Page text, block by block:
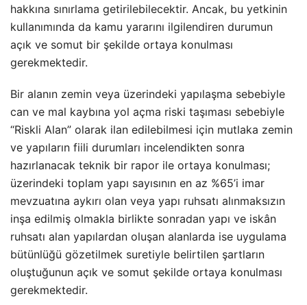
hakkına sınırlama getirilebilecektir. Ancak, bu yetkinin
kullanımında da kamu yararını ilgilendiren durumun
açık ve somut bir şekilde ortaya konulması
gerekmektedir.
Bir alanın zemin veya üzerindeki yapılaşma sebebiyle
can ve mal kaybına yol açma riski taşıması sebebiyle
“Riskli Alan” olarak ilan edilebilmesi için mutlaka zemin
ve yapıların fiili durumları incelendikten sonra
hazırlanacak teknik bir rapor ile ortaya konulması;
üzerindeki toplam yapı sayısının en az %65’i imar
mevzuatına aykırı olan veya yapı ruhsatı alınmaksızın
inşa edilmiş olmakla birlikte sonradan yapı ve iskân
ruhsatı alan yapılardan oluşan alanlarda ise uygulama
bütünlüğü gözetilmek suretiyle belirtilen şartların
oluştuğunun açık ve somut şekilde ortaya konulması
gerekmektedir.